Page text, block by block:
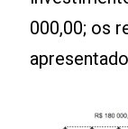
000,00; os